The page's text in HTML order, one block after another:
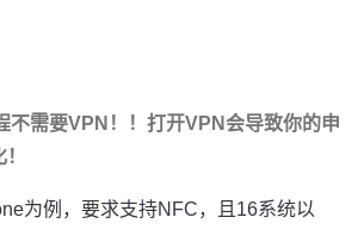
不需要VPN！！打开VPN会导致你的申
为例，要求支持NFC，且16系统以